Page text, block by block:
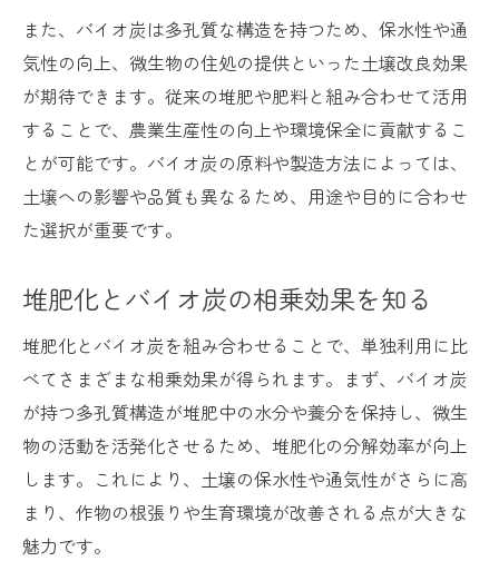
土壌改良ならバイオ炭堆肥化が有効な理由
バイオ炭堆肥化で土壌構造を改善する方法
バイオ炭が微生物環境にもたらす利点
保水力・排水性アップにバイオ炭が有効
バイオ炭堆肥化は持続可能な土壌改良策
科学的根拠に基づくバイオ炭の効果を紹介
バイオ炭の基本的な作り方を徹底解説
バイオ炭製造装置の選び方と価格目安
堆肥化に適したバイオ炭の選び方
堆肥とバイオ炭の適切な混合方法
実践現場で役立つバイオ炭活用のコツ
バイオ炭のデメリットを克服する堆肥化法
また、バイオ炭は多孔質な構造を持つため、保水性や通
気性の向上、微生物の住処の提供といった土壌改良効果
が期待できます。従来の堆肥や肥料と組み合わせて活用
することで、農業生産性の向上や環境保全に貢献するこ
とが可能です。バイオ炭の原料や製造方法によっては、
土壌への影響や品質も異なるため、用途や目的に合わせ
た選択が重要です。
堆肥化とバイオ炭の相乗効果を知る
堆肥化とバイオ炭を組み合わせることで、単独利用に比
べてさまざまな相乗効果が得られます。まず、バイオ炭
が持つ多孔質構造が堆肥中の水分や養分を保持し、微生
物の活動を活発化させるため、堆肥化の分解効率が向上
します。これにより、土壌の保水性や通気性がさらに高
まり、作物の根張りや生育環境が改善される点が大きな
魅力です。